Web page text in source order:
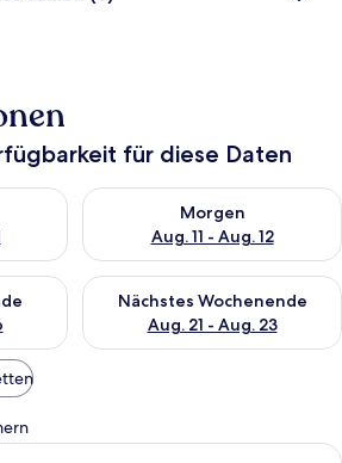
für diese Daten
für heute Nacht, Aug. 10 - Aug.
Morgen
Aug. 11 - Aug. 12
Überprüfe die Verfügbarkeit
für dieses Wochenende, Aug. 14
Nächstes Wochenende
Aug. 21 - Aug. 23
Überprüfe die Verfügbarkeit
Ein modernes Hotelzimmer mit